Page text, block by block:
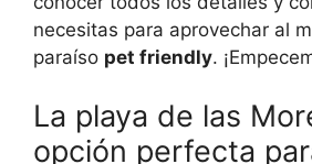
necesitas para aprovechar al
paraíso pet friendly.
La playa de las
opción perfecta